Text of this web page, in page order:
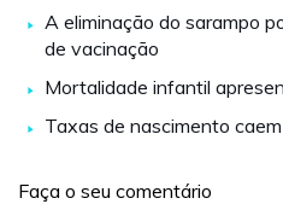
A eliminação do sarampo
de vacinação
Mortalidade infantil
Taxas de nascimento
Faça o seu comentário